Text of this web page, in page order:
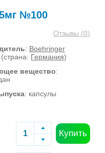
№100
Отзывы (0)
: Boehringer
(страна: Германия)
вещество:
: капсулы
Купить